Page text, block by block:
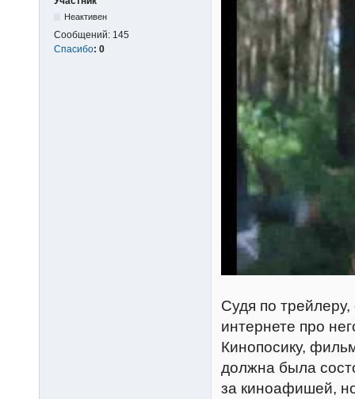
Неактивен
Сообщений: 145
Спасибо: 0
Судя по
интернете про
Кинопосику,
должна была
за киноафишей,